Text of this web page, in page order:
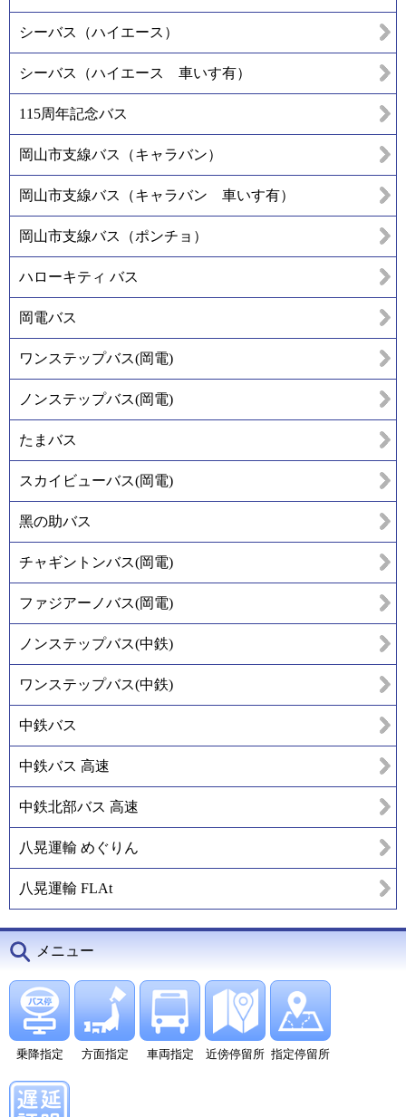
シーバス（ハイエース）
シーバス（ハイエース 車いす有）
115周年記念バス
岡山市支線バス（キャラバン）
岡山市支線バス（キャラバン 車いす有）
岡山市支線バス（ポンチョ）
ハローキティ バス
岡電バス
ワンステップバス(岡電)
ノンステップバス(岡電)
たまバス
スカイビューバス(岡電)
黑の助バス
チャギントンバス(岡電)
ファジアーノバス(岡電)
ノンステップバス(中鉄)
ワンステップバス(中鉄)
中鉄バス
中鉄バス 高速
中鉄北部バス 高速
八晃運輸 めぐりん
八晃運輸 FLAt
メニュー
乗降指定 方面指定 車両指定 近傍停留所 指定停留所